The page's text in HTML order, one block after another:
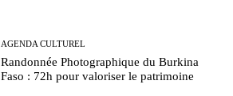
AGENDA CULTUREL
Randonnée Photographique du Burkina
Faso : 72h pour valoriser le patrimoine